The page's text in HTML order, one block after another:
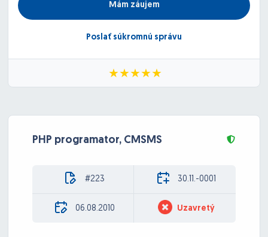
Mám záujem
Poslať súkromnú správu
PHP programator, CMSMS
#223 30.11.-0001
06.08.2010 Uzavretý